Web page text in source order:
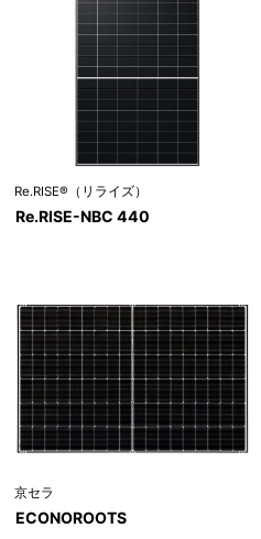
Re.RISE®（リライズ）
Re.RISE-NBC 440
京セラ
ECONOROOTS